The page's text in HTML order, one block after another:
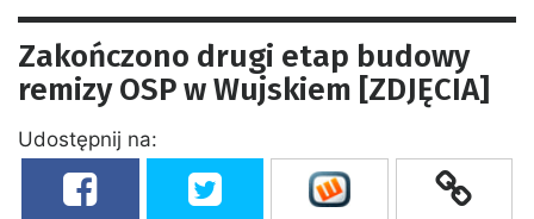
Zakończono drugi etap budowy
remizy OSP w Wujskiem [ZDJĘCIA]
Udostępnij na: